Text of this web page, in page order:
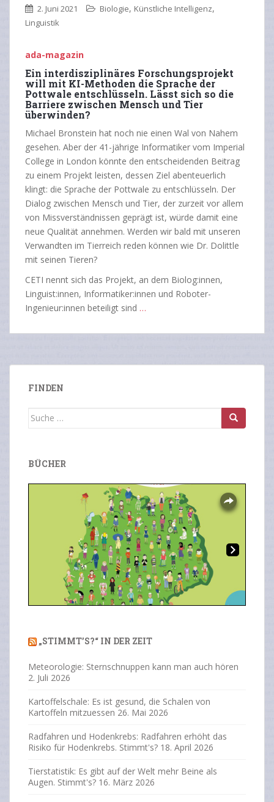
2. Juni 2021 Biologie, Künstliche Intelligenz,
Linguistik
ada-magazin
Ein interdisziplinäres Forschungsprojekt
will mit KI-Methoden die Sprache der
Pottwale entschlüsseln. Lässt sich so die
Barriere zwischen Mensch und Tier
überwinden?
Michael Bronstein hat noch nie einen Wal von Nahem
gesehen. Aber der 41-jährige Informatiker vom Imperial
College in London könnte den entscheidenden Beitrag
zu einem Projekt leisten, dessen Ziel abenteuerlich
klingt: die Sprache der Pottwale zu entschlüsseln. Der
Dialog zwischen Mensch und Tier, der zurzeit vor allem
von Missverständnissen geprägt ist, würde damit eine
neue Qualität annehmen. Werden wir bald mit unseren
Verwandten im Tierreich reden können wie Dr. Dolittle
mit seinen Tieren?
CETI nennt sich das Projekt, an dem Biolog:innen,
Linguist:innen, Informatiker:innen und Roboter-
Ingenieur:innen beteiligt sind …
FINDEN
Suche
BÜCHER
Overlays
„STIMMT’S?“ IN DER ZEIT
Meteorologie: Sternschnuppen kann man auch hören
2. Juli 2026
Kartoffelschale: Es ist gesund, die Schalen von
Kartoffeln mitzuessen 26. Mai 2026
Radfahren und Hodenkrebs: Radfahren erhöht das
Risiko für Hodenkrebs. Stimmt's? 18. April 2026
Tierstatistik: Es gibt auf der Welt mehr Beine als
Augen. Stimmt's? 16. März 2026